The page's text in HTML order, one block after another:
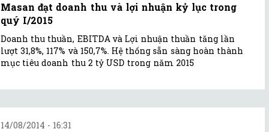
Masan đạt doanh thu và lợi nhuận kỷ lục trong
quý I/2015
Doanh thu thuần, EBITDA và Lợi nhuận thuần tăng lần
lượt 31,8%, 117% và 150,7%. Hệ thống sẵn sàng hoàn thành
mục tiêu doanh thu 2 tỷ USD trong năm 2015
14/08/2014 - 16:31